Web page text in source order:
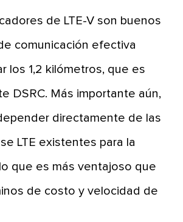
de LTE-V son buenos
comunicación efectiva
los 1,2 kilómetros, que es
DSRC. Más importante aún,
directamente de las
LTE existentes para la
que es más ventajoso que
de costo y velocidad de